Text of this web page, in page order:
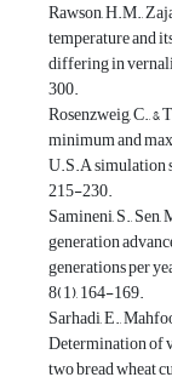
Rawson, H.M.,
temperature and
differing in
300.
Rosenzweig, C.,
minimum and
U.S.A simulation
215-230.
Samineni, S.,
generation
generations per
8(1), 164-169.
Sarhadi, E.,
Determination of
two bread wheat